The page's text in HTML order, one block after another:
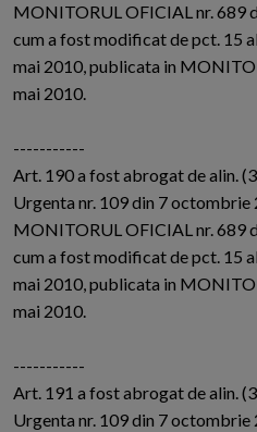
MONITORUL OFICIAL nr. 689
cum a fost modificat de pct. 15
mai 2010, publicata in
mai 2010.
-----------
Art. 190 a fost abrogat de alin.
Urgenta nr. 109 din 7 octombrie
MONITORUL OFICIAL nr. 689
cum a fost modificat de pct. 15
mai 2010, publicata in
mai 2010.
-----------
Art. 191 a fost abrogat de alin.
Urgenta nr. 109 din 7 octombrie